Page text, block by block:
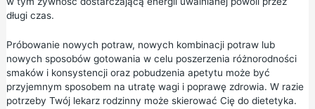
długi czas.
Próbowanie nowych potraw, nowych kombinacji potraw lub
nowych sposobów gotowania w celu poszerzenia różnorodności
smaków i konsystencji oraz pobudzenia apetytu może być
przyjemnym sposobem na utratę wagi i poprawę zdrowia. W razie
potrzeby Twój lekarz rodzinny może skierować Cię do dietetyka.